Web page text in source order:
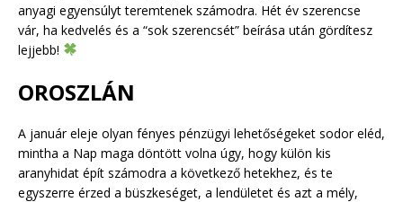
anyagi egyensúlyt teremtenek számodra. Hét év szerencse
vár, ha kedvelés és a “sok szerencsét” beírása után gördítesz
lejjebb!
OROSZLÁN
A január eleje olyan fényes pénzügyi lehetőségeket sodor eléd,
mintha a Nap maga döntött volna úgy, hogy külön kis
aranyhidat épít számodra a következő hetekhez, és te
egyszerre érzed a büszkeséget, a lendületet és azt a mély,